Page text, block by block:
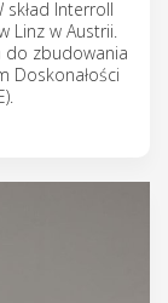
skład Interroll
Linz w Austrii.
do zbudowania
Doskonałości